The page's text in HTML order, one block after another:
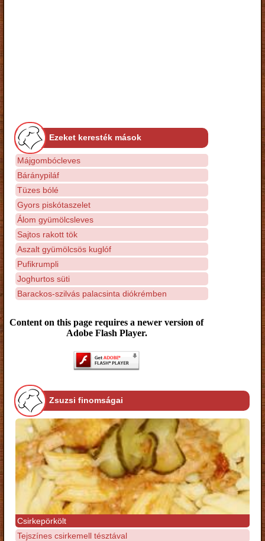
Ezeket keresték mások
Májgombócleves
Báránypiláf
Tüzes bólé
Gyors piskótaszelet
Álom gyümölcsleves
Sajtos rakott tök
Aszalt gyümölcsös kuglóf
Pufikrumpli
Joghurtos süti
Barackos-szilvás palacsinta diókrémben
Content on this page requires a newer version of
Adobe Flash Player.
Zsuzsi finomságai
Csirkepörkölt
Tejszínes csirkemell tésztával